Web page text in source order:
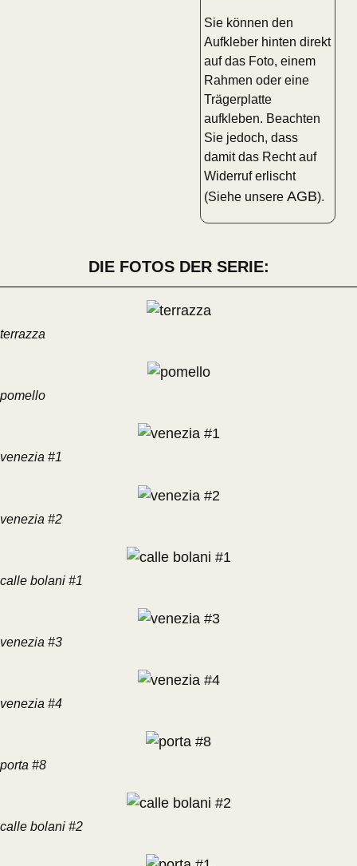
Sie können den
Aufkleber hinten direkt
auf das Foto, einem
Rahmen oder eine
Trägerplatte
aufkleben. Beachten
Sie jedoch, dass
damit das Recht auf
Widerruf erlischt
(Siehe unsereAGB).
DIE FOTOS DER SERIE:
terrazza
pomello
venezia #1
venezia #2
calle bolani #1
venezia #3
venezia #4
porta #8
calle bolani #2